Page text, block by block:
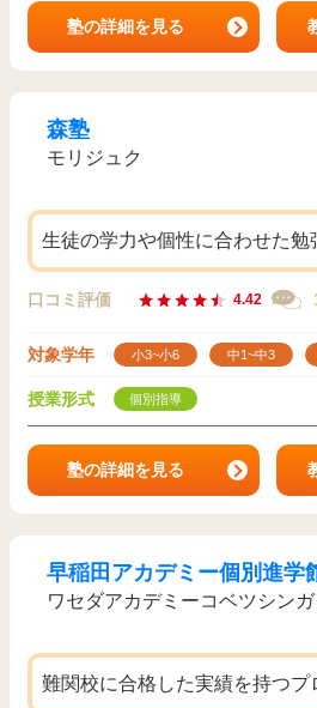
塾の詳細を見る
森塾
モリジュク
生徒の学力や個性に合わせた勉
口コミ評価 4.42
対象学年 小3~小6 中1~中3
授業形式 個別指導
塾の詳細を見る
早稲田アカデミー個別進学
ワセダアカデミーコベツシン
難関校に合格した実績を持つプ